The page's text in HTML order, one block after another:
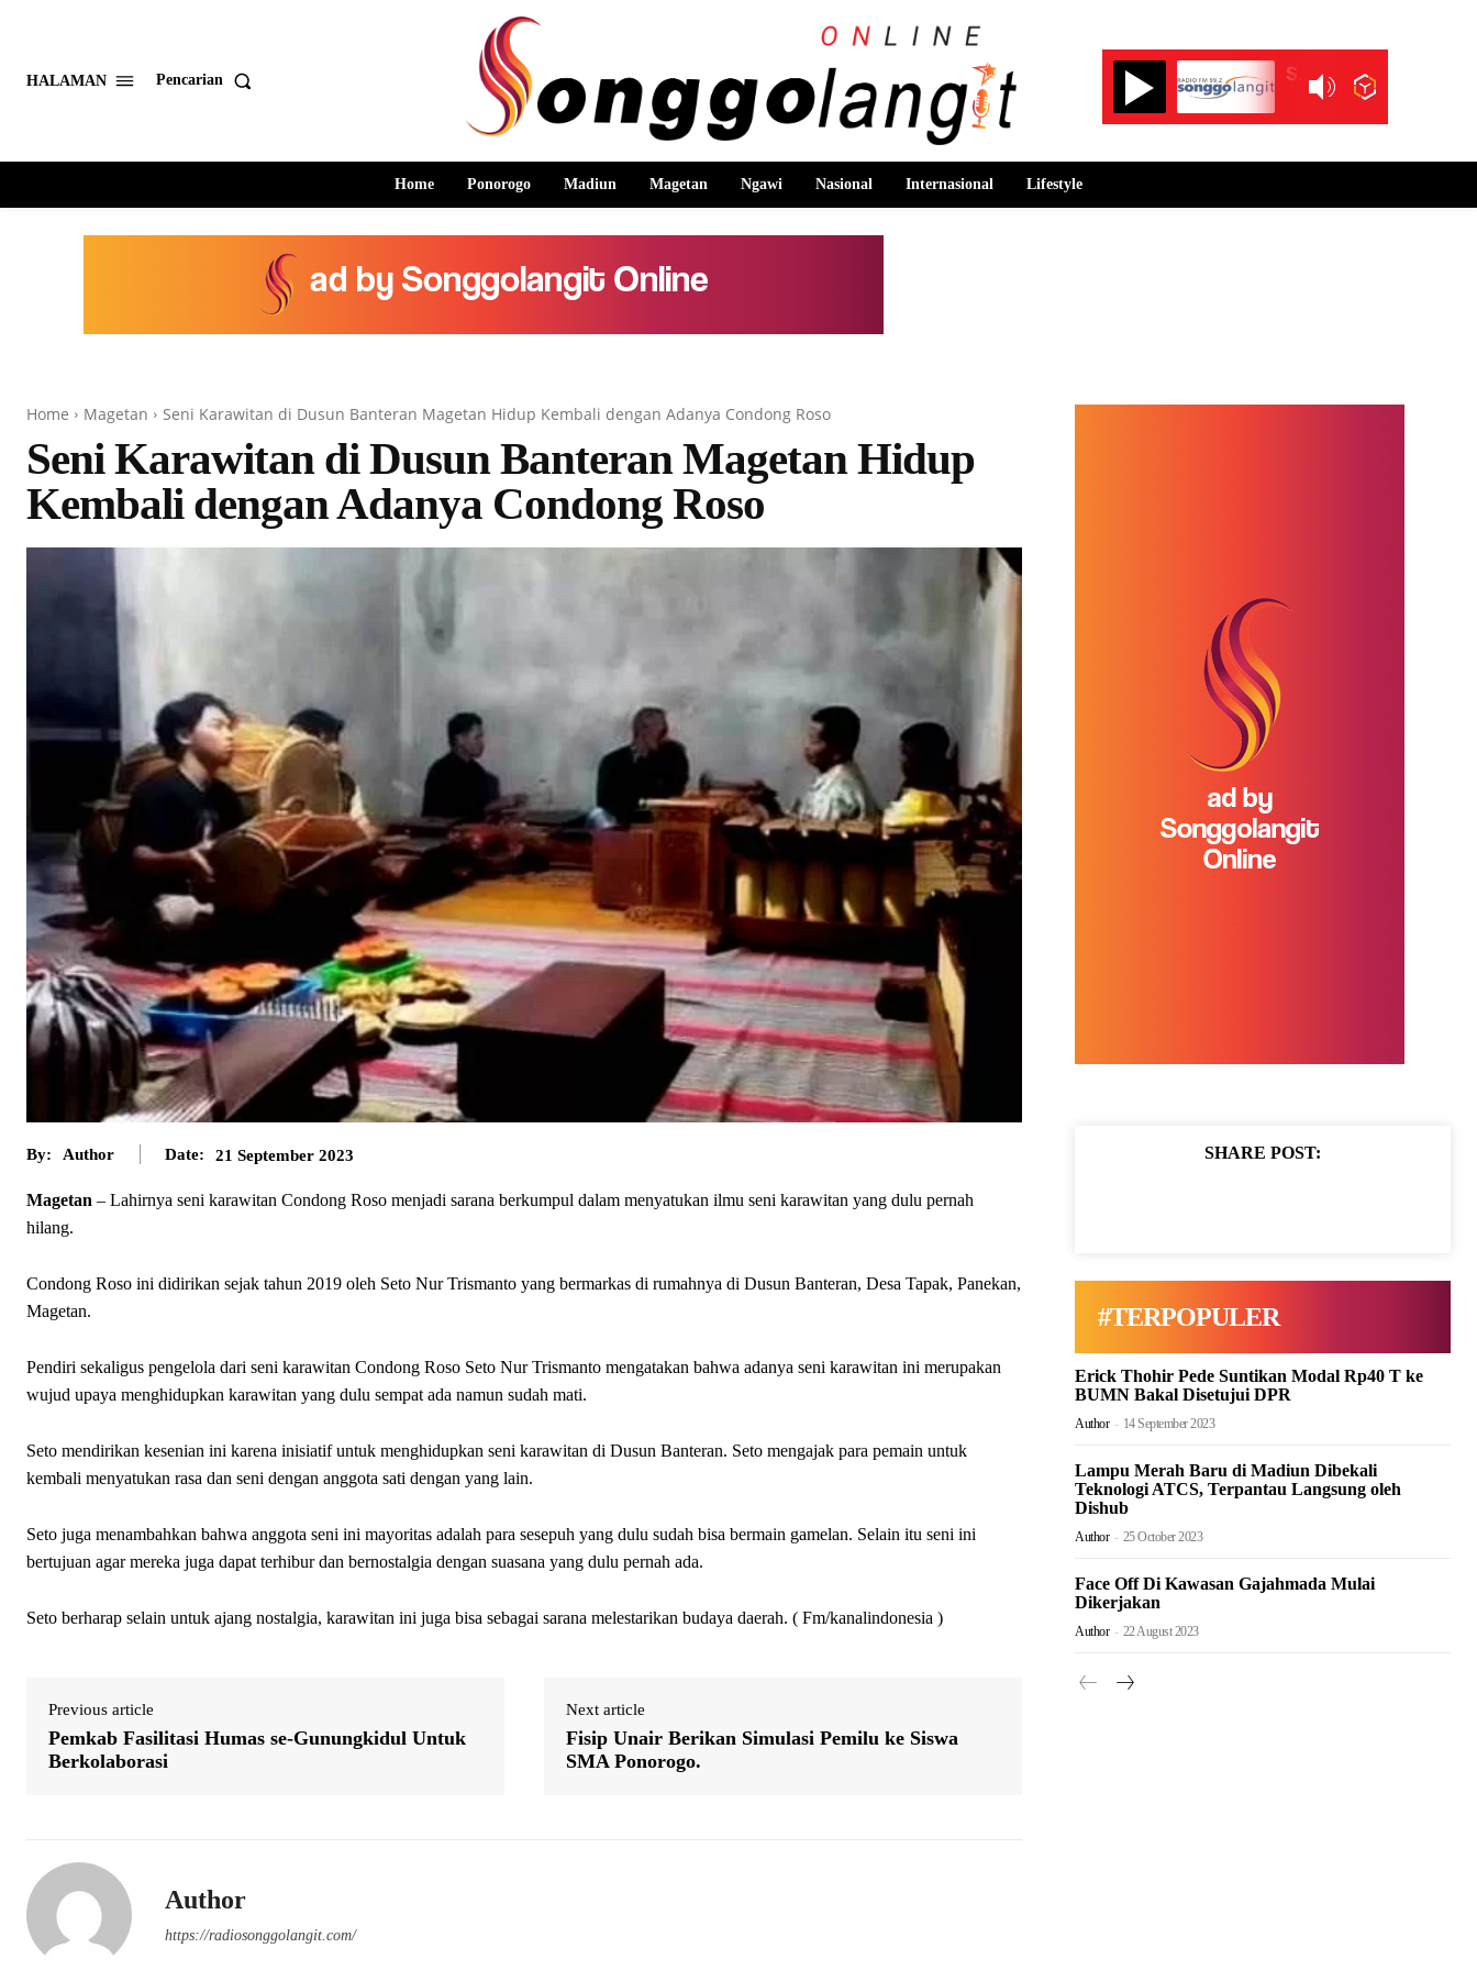
HALAMAN Pencarian
Home Ponorogo Madiun Magetan Ngawi Nasional Internasional Lifestyle
Home Magetan Seni Karawitan di Dusun Banteran Magetan Hidup Kembali dengan Adanya Condong Roso
Seni Karawitan di Dusun Banteran Magetan Hidup
Kembali dengan Adanya Condong Roso
By: Author Date: 21 September 2023
Magetan – Lahirnya seni karawitan Condong Roso menjadi sarana berkumpul dalam menyatukan ilmu seni karawitan yang dulu pernah
hilang.
Condong Roso ini didirikan sejak tahun 2019 oleh Seto Nur Trismanto yang bermarkas di rumahnya di Dusun Banteran, Desa Tapak, Panekan,
Magetan.
Pendiri sekaligus pengelola dari seni karawitan Condong Roso Seto Nur Trismanto mengatakan bahwa adanya seni karawitan ini merupakan
wujud upaya menghidupkan karawitan yang dulu sempat ada namun sudah mati.
Seto mendirikan kesenian ini karena inisiatif untuk menghidupkan seni karawitan di Dusun Banteran. Seto mengajak para pemain untuk
kembali menyatukan rasa dan seni dengan anggota sati dengan yang lain.
Seto juga menambahkan bahwa anggota seni ini mayoritas adalah para sesepuh yang dulu sudah bisa bermain gamelan. Selain itu seni ini
bertujuan agar mereka juga dapat terhibur dan bernostalgia dengan suasana yang dulu pernah ada.
Seto berharap selain untuk ajang nostalgia, karawitan ini juga bisa sebagai sarana melestarikan budaya daerah. ( Fm/kanalindonesia )
Previous article
Pemkab Fasilitasi Humas se-Gunungkidul Untuk
Berkolaborasi
Next article
Fisip Unair Berikan Simulasi Pemilu ke Siswa
SMA Ponorogo.
Author
https://radiosonggolangit.com/
SHARE POST:
#TERPOPULER
Erick Thohir Pede Suntikan Modal Rp40 T ke
BUMN Bakal Disetujui DPR
Author - 14 September 2023
Lampu Merah Baru di Madiun Dibekali
Teknologi ATCS, Terpantau Langsung oleh
Dishub
Author - 25 October 2023
Face Off Di Kawasan Gajahmada Mulai
Dikerjakan
Author - 22 August 2023